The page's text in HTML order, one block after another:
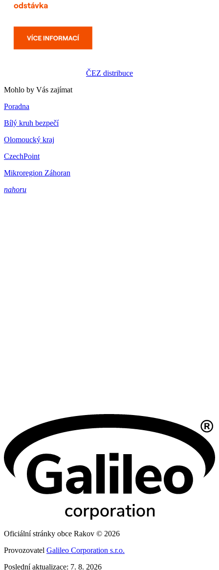
ČEZ distribuce
Mohlo by Vás zajímat
Poradna
Bílý kruh bezpečí
Olomoucký kraj
CzechPoint
Mikroregion Záhoran
nahoru
Oficiální stránky obce Rakov © 2026
Provozovatel Galileo Corporation s.r.o.
Poslední aktualizace: 7. 8. 2026